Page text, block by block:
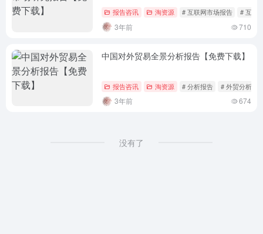
报告咨讯 淘资源 # 互联网市场报告 # 互联
3年前 710
中国对外贸易全景分析报告【免费下载】
报告咨讯 淘资源 # 分析报告 # 外贸分析
3年前 674
没有了